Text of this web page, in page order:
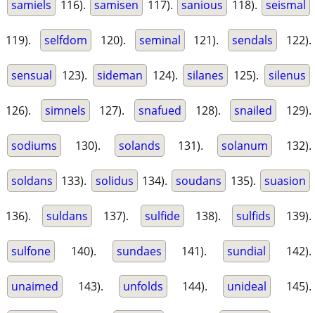
samiels 116). samisen 117). sanious 118). seismal
119). selfdom 120). seminal 121). sendals 122).
sensual 123). sideman 124). silanes 125). silenus
126). simnels 127). snafued 128). snailed 129).
sodiums 130). solands 131). solanum 132).
soldans 133). solidus 134). soudans 135). suasion
136). suldans 137). sulfide 138). sulfids 139).
sulfone 140). sundaes 141). sundial 142).
unaimed 143). unfolds 144). unideal 145).